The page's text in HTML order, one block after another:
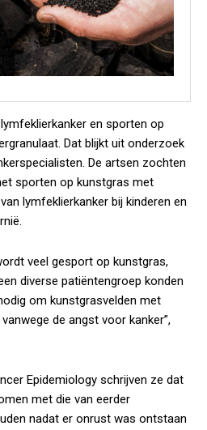
en sporten op
Dat blijkt uit onderzoek
De artsen zochten
sporten op kunstgras met
lymfeklierkanker bij kinderen en
veel gesport op kunstgras,
diverse patiëntengroep konden
om kunstgrasvelden met
de angst voor kanker”,
Epidemiology schrijven ze dat
met die van eerder
nadat er onrust was ontstaan